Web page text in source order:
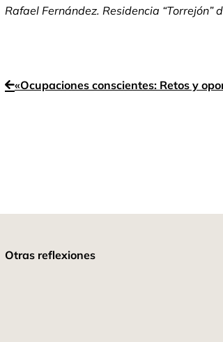
Rafael Fernández. Residencia “Torrejón”
Otras reflexiones